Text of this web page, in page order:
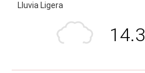
Lluvia Ligera
14.3